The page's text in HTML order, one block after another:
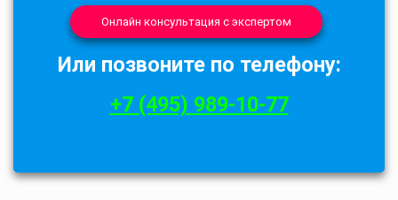
Онлайн консультация с экспертом
Или позвоните по телефону:
+7 (495) 989-10-77